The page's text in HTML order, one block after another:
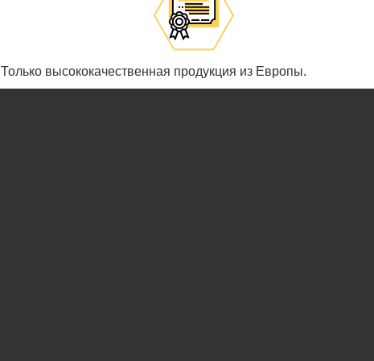
Только высококачественная продукция из Европы.